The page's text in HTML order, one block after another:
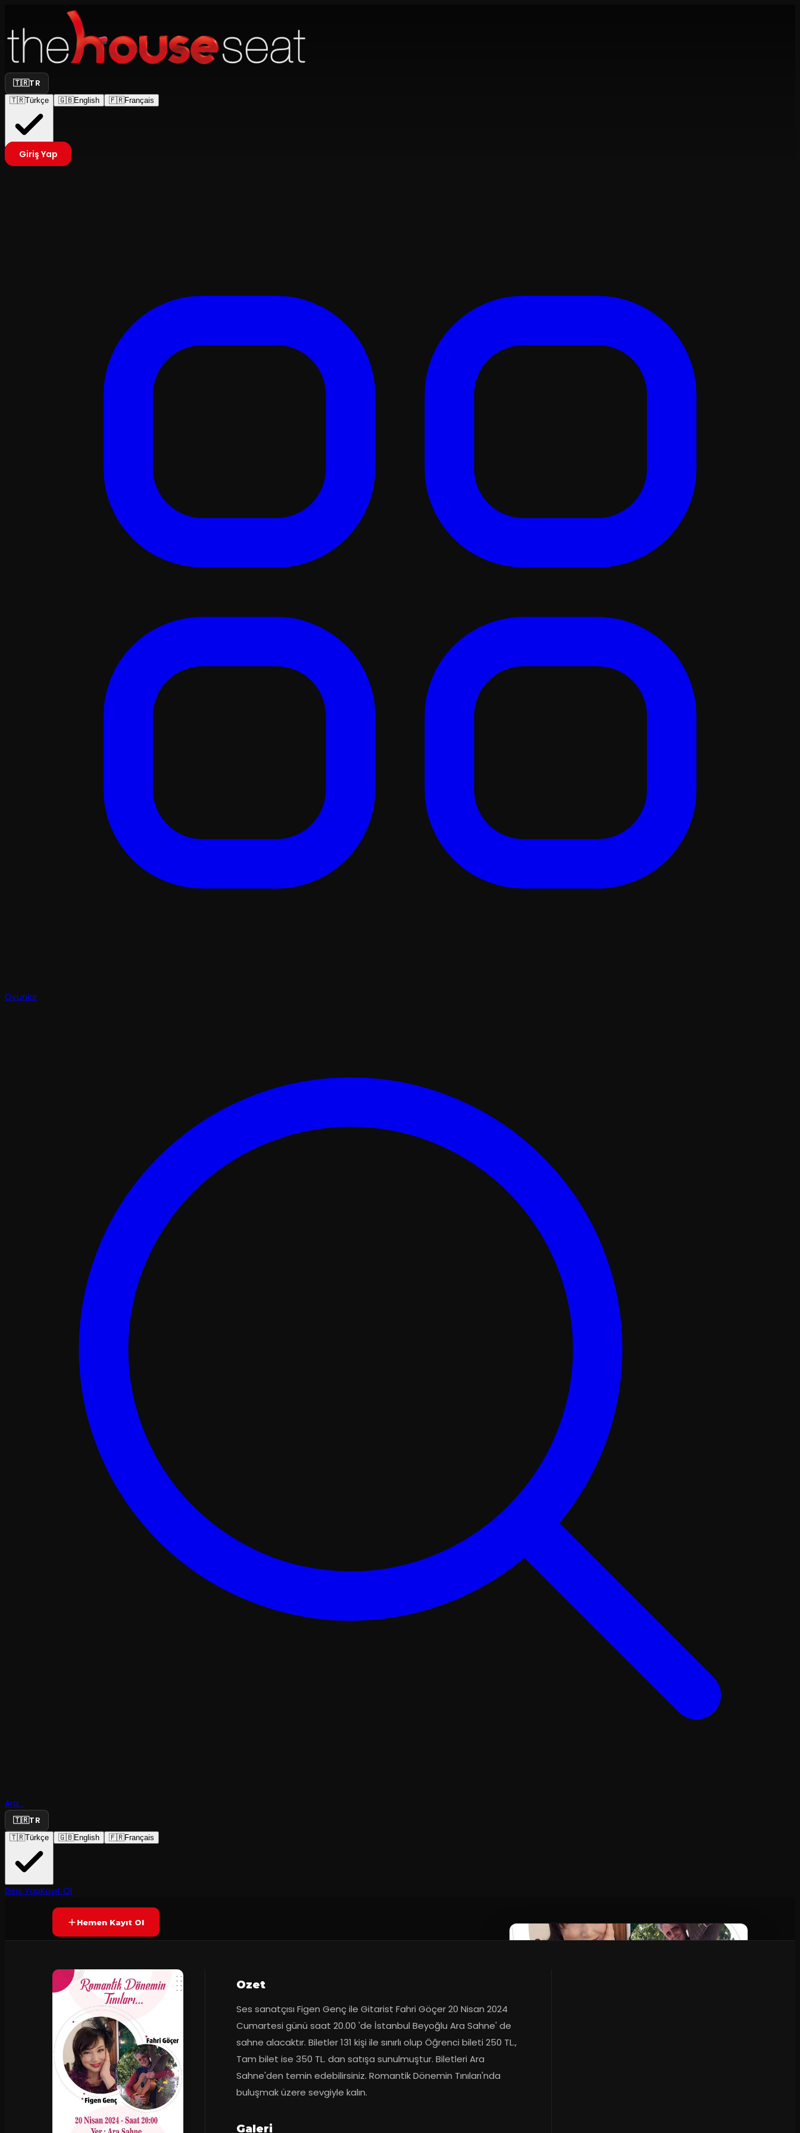
🇹🇷TR
🇹🇷Türkçe 🇬🇧English 🇫🇷Français
Giriş Yap
Oyunlar
Ara...
🇹🇷TR
🇹🇷Türkçe 🇬🇧English 🇫🇷Français
Giriş YapKayıt Ol
Tınıları...
YAKINDA
Hemen Kayıt Ol
Ozet
Ses sanatçısı Figen Genç ile Gitarist Fahri Göçer 20 Nisan 2024
Cumartesi günü saat 20.00 'de İstanbul Beyoğlu Ara Sahne' de
sahne alacaktır. Biletler 131 kişi ile sınırlı olup Öğrenci bileti 250 TL.,
Tam bilet ise 350 TL. dan satışa sunulmuştur. Biletleri Ara
Sahne'den temin edebilirsiniz. Romantik Dönemin Tınıları'nda
buluşmak üzere sevgiyle kalın.
Galeri